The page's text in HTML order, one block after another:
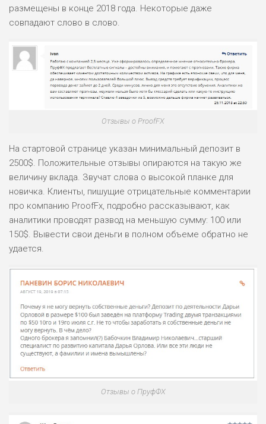
размещены в конце 2018 года. Некоторые даже
совпадают слово в слово.
Отзывы о ProofFX
На стартовой странице указан минимальный депозит в
2500$. Положительные отзывы опираются на такую же
величину вклада. Звучат слова о высокой планке для
новичка. Клиенты, пишущие отрицательные комментарии
про компанию ProofFx, подробно рассказывают, как
аналитики проводят развод на меньшую сумму: 100 или
150$. Вывести свои деньги в полном объеме обратно не
удается.
Отзывы о ПруфФХ